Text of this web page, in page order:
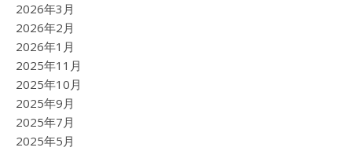
2026年3月
2026年2月
2026年1月
2025年11月
2025年10月
2025年9月
2025年7月
2025年5月